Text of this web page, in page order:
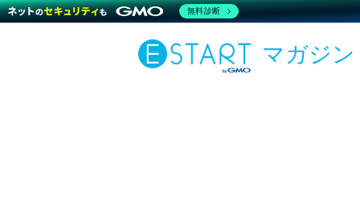
マガジン
無料診断